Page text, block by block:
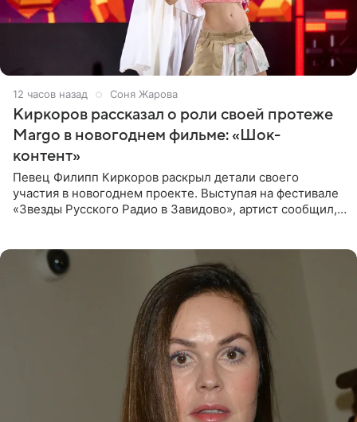
12 часов назад Соня Жарова
Киркоров рассказал о роли своей протеже
Margo в новогоднем фильме: «Шок-
контент»
Певец Филипп Киркоров раскрыл детали своего
участия в новогоднем проекте. Выступая на фестивале
«Звезды Русского Радио в Завидово», артист сообщил,